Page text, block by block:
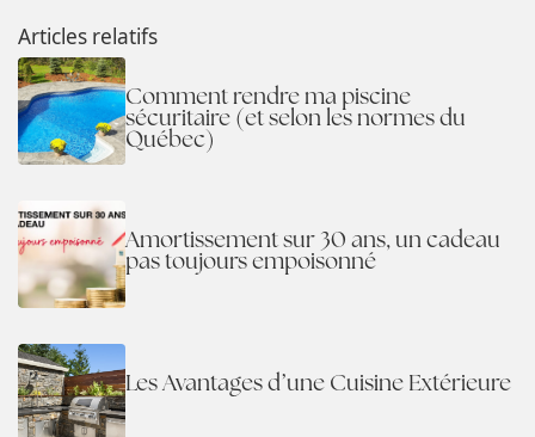
Articles relatifs
Comment rendre ma piscine
sécuritaire (et selon les normes du
Québec)
Amortissement sur 30 ans, un cadeau
pas toujours empoisonné
Les Avantages d’une Cuisine Extérieure